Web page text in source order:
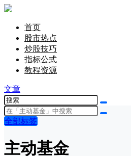
首页
股市热点
炒股技巧
指标公式
教程资源
文章
全部标签
主动基金